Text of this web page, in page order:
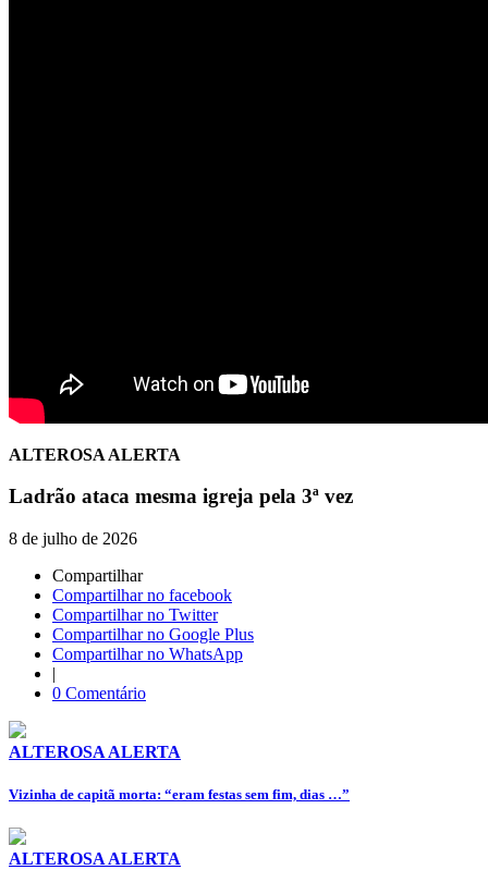
ALTEROSA ALERTA
Ladrão ataca mesma igreja pela 3ª vez
8 de julho de 2026
Compartilhar
Compartilhar no facebook
Compartilhar no Twitter
Compartilhar no Google Plus
Compartilhar no WhatsApp
|
0 Comentário
ALTEROSA ALERTA
Vizinha de capitã morta: “eram festas sem fim, dias …”
ALTEROSA ALERTA